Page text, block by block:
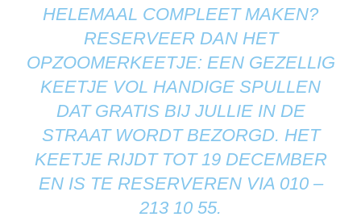
HELEMAAL COMPLEET MAKEN?
RESERVEER DAN HET
OPZOOMERKEETJE: EEN GEZELLIG
KEETJE VOL HANDIGE SPULLEN
DAT GRATIS BIJ JULLIE IN DE
STRAAT WORDT BEZORGD. HET
KEETJE RIJDT TOT 19 DECEMBER
EN IS TE RESERVEREN VIA 010 –
213 10 55.